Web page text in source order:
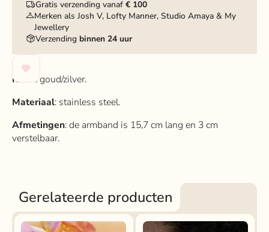
Gratis verzending vanaf€ 100
Merken als Josh V, Lofty Manner, Studio Amaya & My
Jewellery
Verzendingbinnen 24 uur
Kleur: goud/zilver.
Materiaal: stainless steel.
Afmetingen: de armband is 15,7 cm lang en 3 cm
verstelbaar.
Gerelateerde producten